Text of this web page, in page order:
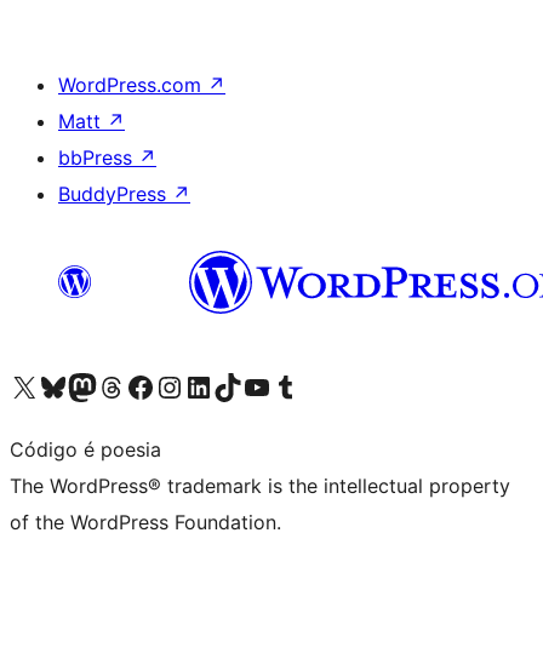
WordPress.com ↗
Matt ↗
bbPress ↗
BuddyPress ↗
Visit our X (formerly Twitter) account
Visit our Bluesky account
Visit our Mastodon account
Visit our Threads account
Visit our Facebook page
Visit our Instagram account
Visit our LinkedIn account
Visit our TikTok account
Visit our YouTube channel
Visit our Tumblr account
Código é poesia
The WordPress® trademark is the intellectual property
of the WordPress Foundation.